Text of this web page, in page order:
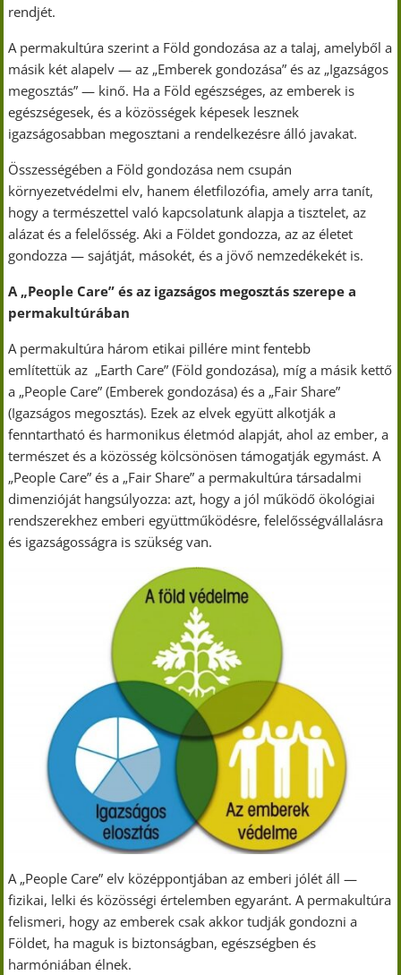
rendjét.
A permakultúra szerint a Föld gondozása az a talaj, amelyből a
másik két alapelv — az „Emberek gondozása” és az „Igazságos
megosztás” — kinő. Ha a Föld egészséges, az emberek is
egészségesek, és a közösségek képesek lesznek
igazságosabban megosztani a rendelkezésre álló javakat.
Összességében a Föld gondozása nem csupán
környezetvédelmi elv, hanem életfilozófia, amely arra tanít,
hogy a természettel való kapcsolatunk alapja a tisztelet, az
alázat és a felelősség. Aki a Földet gondozza, az az életet
gondozza — sajátját, másokét, és a jövő nemzedékekét is.
A „People Care” és az igazságos megosztás szerepe a
permakultúrában
A permakultúra három etikai pillére mint fentebb
említettük az „Earth Care” (Föld gondozása), míg a másik kettő
a „People Care” (Emberek gondozása) és a „Fair Share”
(Igazságos megosztás). Ezek az elvek együtt alkotják a
fenntartható és harmonikus életmód alapját, ahol az ember, a
természet és a közösség kölcsönösen támogatják egymást. A
„People Care” és a „Fair Share” a permakultúra társadalmi
dimenzióját hangsúlyozza: azt, hogy a jól működő ökológiai
rendszerekhez emberi együttműködésre, felelősségvállalásra
és igazságosságra is szükség van.
A „People Care” elv középpontjában az emberi jólét áll —
fizikai, lelki és közösségi értelemben egyaránt. A permakultúra
felismeri, hogy az emberek csak akkor tudják gondozni a
Földet, ha maguk is biztonságban, egészségben és
harmóniában élnek.